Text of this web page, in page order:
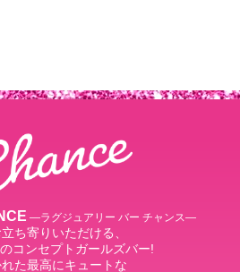
―ラグジュアリー バー チャンス―
ち寄りいただける、
コンセプトガールズバー!
た最高にキュートな